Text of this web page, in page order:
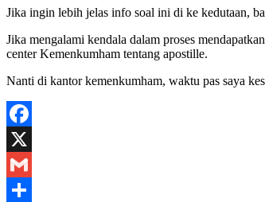
Jika ingin lebih jelas info soal ini di ke kedutaan,
Jika mengalami kendala dalam proses
center Kemenkumham tentang apostille.
Nanti di kantor kemenkumham, waktu pas saya
Facebook
X
Gmail